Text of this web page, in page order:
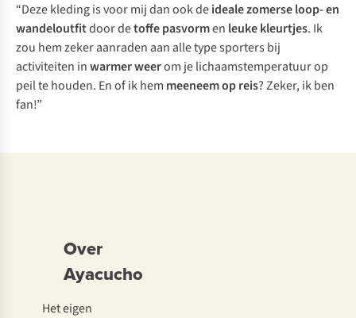
“Deze kleding is voor mij dan ook deideale zomerse loop- en
wandeloutfitdoor detoffepasvormen leuke kleurtjes. Ik
zou hem zeker aanraden aan alle type sporters bij
activiteiten inwarmer weerom je lichaamstemperatuur op
peil te houden. En of ik hem meeneem op reis? Zeker, ik ben
fan!”
Over
Ayacucho
Het eigen